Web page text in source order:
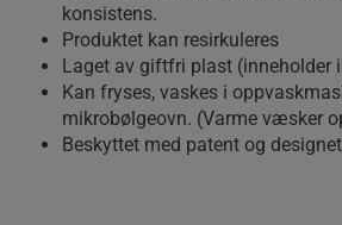
konsistens.
Produktet kan resirkuleres
L aget av giftfri plast (inneholder
Kan fryses, vaskes i
mikrobølgeovn. (Varme væsker
Beskyttet med patent og